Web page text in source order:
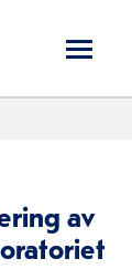
av